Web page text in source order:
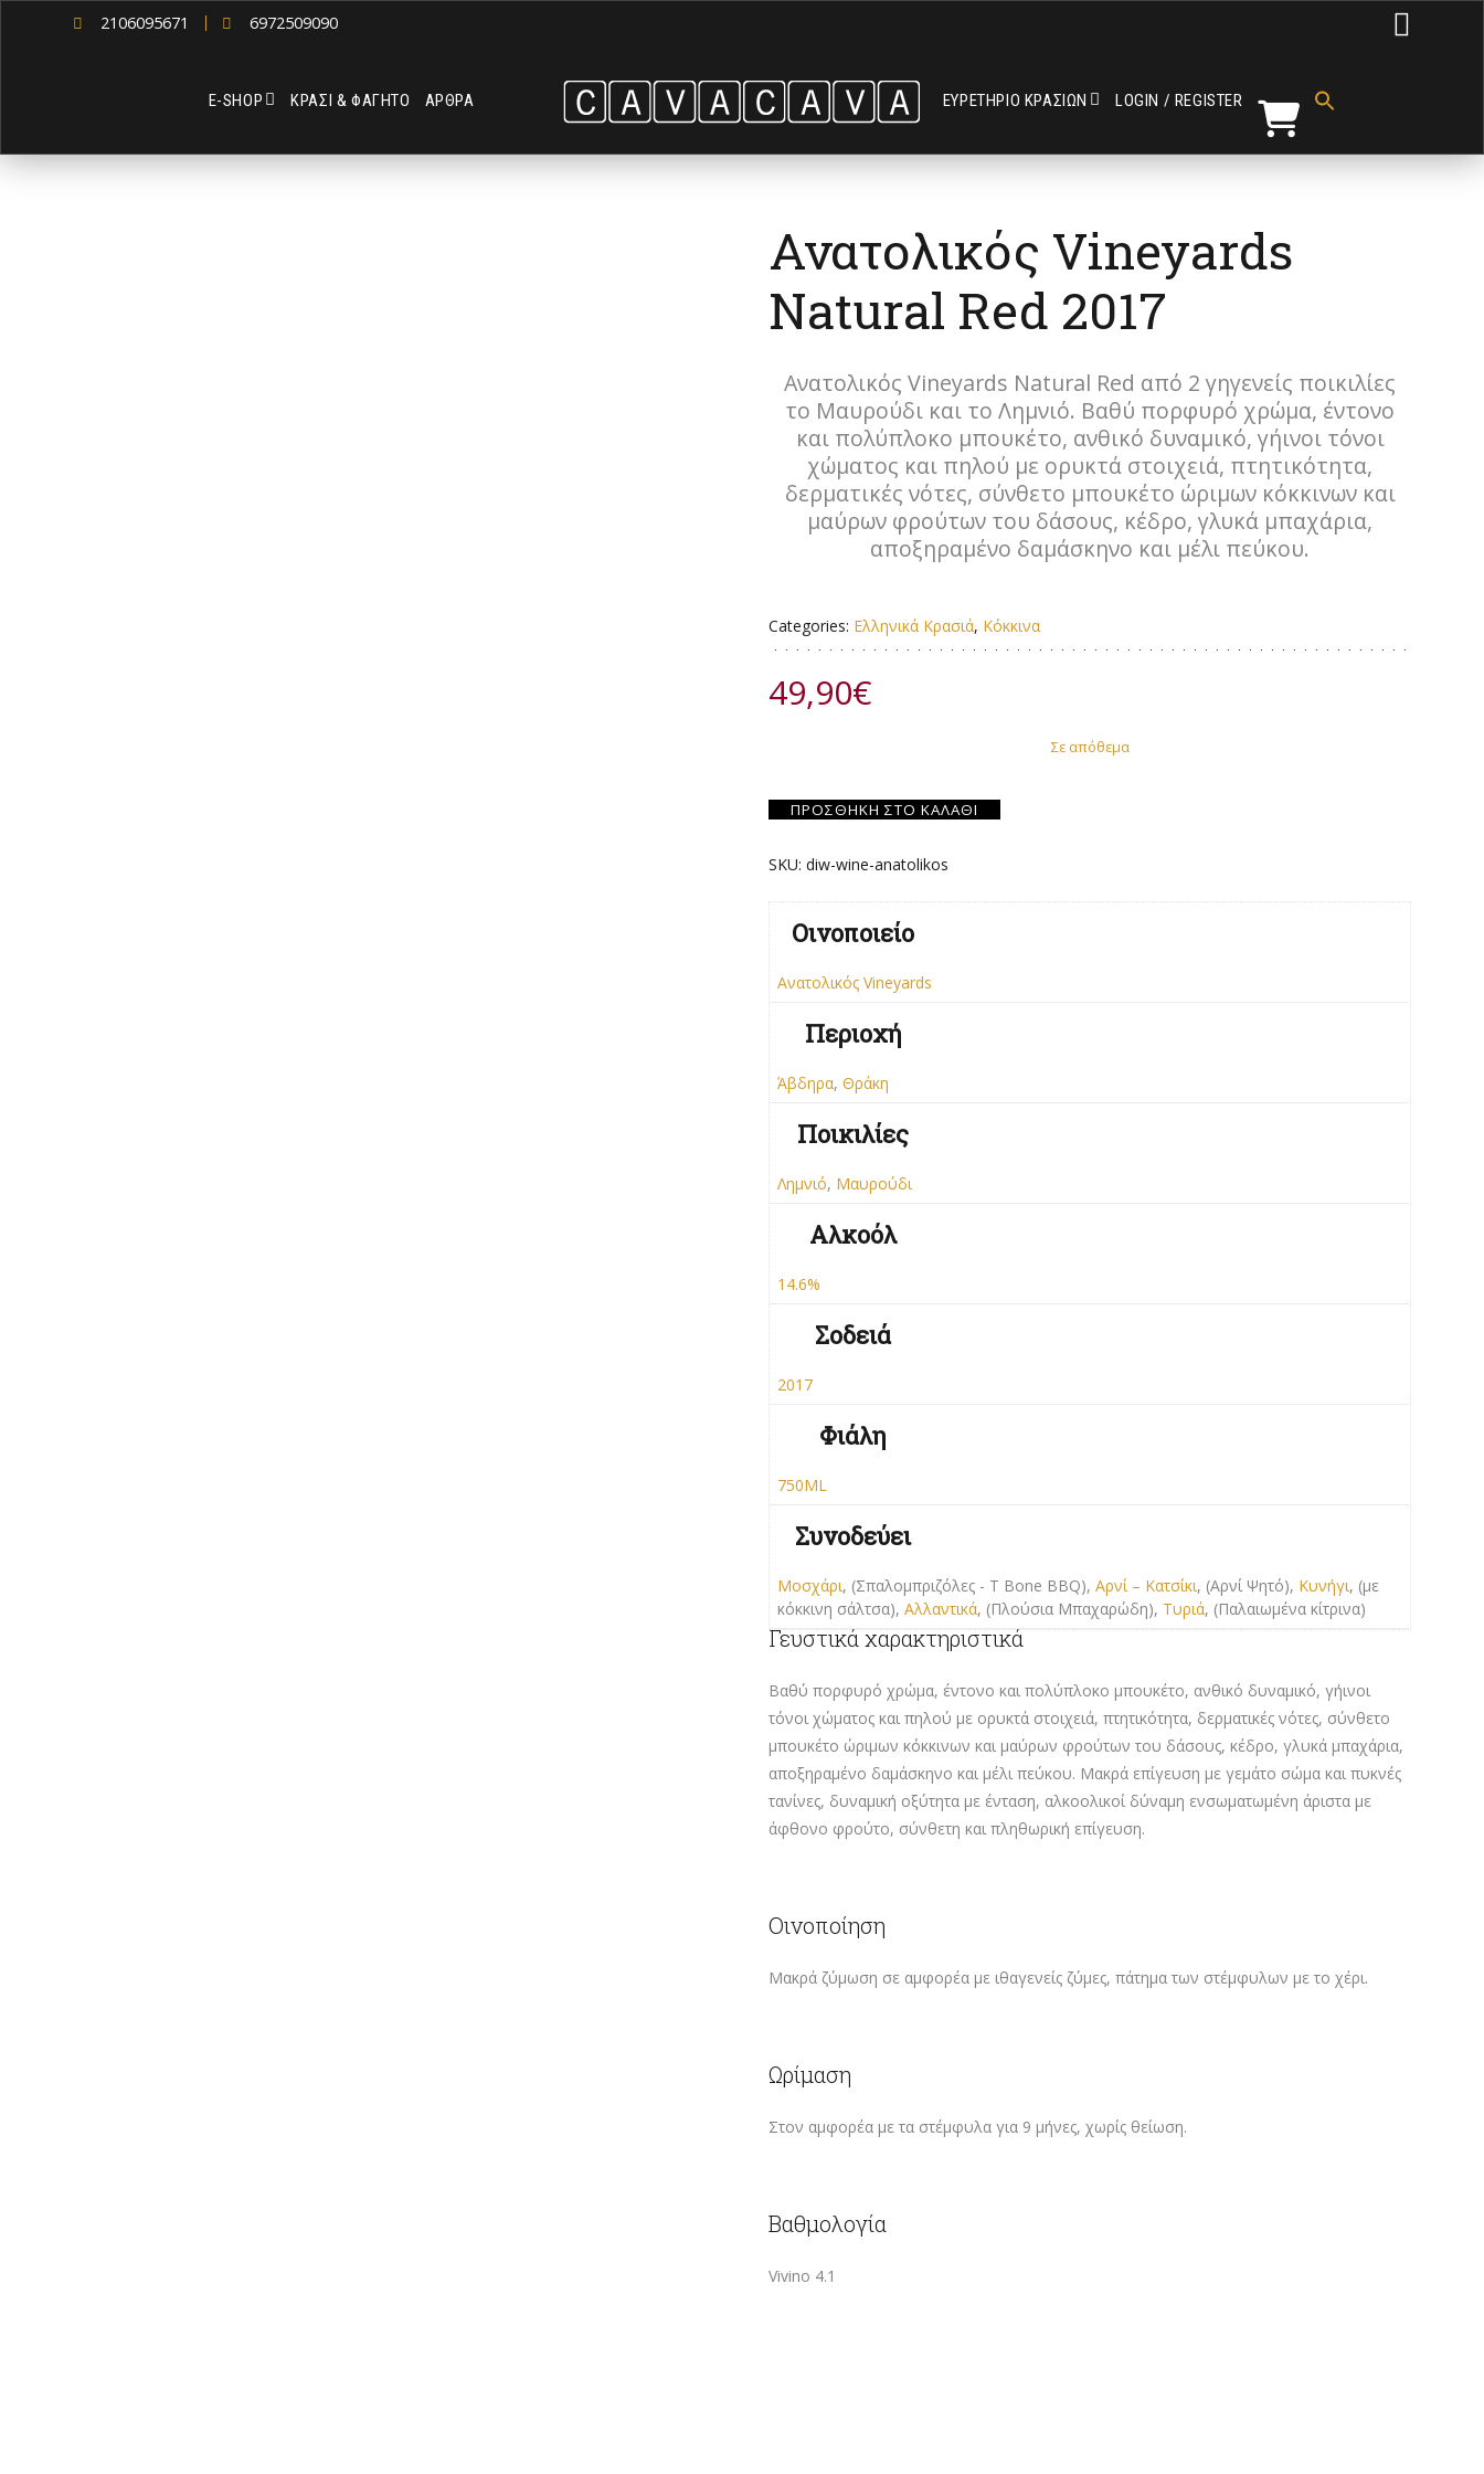
2106095671 6972509090 
Ε-SHOP ΚΡΑΣΙ & ΦΑΓΗΤΟ ΑΡΘΡΑ ΕΥΡΕΤΗΡΙΟ ΚΡΑΣΙΩΝ LOGIN / REGISTER
Ανατολικός Vineyards
Natural Red 2017
Ανατολικός Vineyards Natural Red από 2 γηγενείς ποικιλίες
το Μαυρούδι και το Λημνιό. Βαθύ πορφυρό χρώμα, έντονο
και πολύπλοκο μπουκέτο, ανθικό δυναμικό, γήινοι τόνοι
χώματος και πηλού με ορυκτά στοιχειά, πτητικότητα,
δερματικές νότες, σύνθετο μπουκέτο ώριμων κόκκινων και
μαύρων φρούτων του δάσους, κέδρο, γλυκά μπαχάρια,
αποξηραμένο δαμάσκηνο και μέλι πεύκου.
Categories: Ελληνικά Κρασιά, Κόκκινα
49,90€
Σε απόθεμα
ΠΡΟΣΘΉΚΗ ΣΤΟ ΚΑΛΆΘΙ
SKU:diw-wine-anatolikos
Οινοποιείο
Ανατολικός Vineyards
Περιοχή
Άβδηρα,Θράκη
Ποικιλίες
Λημνιό, Μαυρούδι
Αλκοόλ
14.6%
Σοδειά
2017
Φιάλη
750ML
Συνοδεύει
Μοσχάρι, (Σπαλομπριζόλες - T Bone BBQ),Αρνί – Κατσίκι, (Αρνί Ψητό), Κυνήγι, (με
κόκκινη σάλτσα),Αλλαντικά, (Πλούσια Μπαχαρώδη), Τυριά, (Παλαιωμένα κίτρινα)
Γευστικά χαρακτηριστικά
Βαθύ πορφυρό χρώμα, έντονο και πολύπλοκο μπουκέτο, ανθικό δυναμικό, γήινοι
τόνοι χώματος και πηλού με ορυκτά στοιχειά, πτητικότητα, δερματικές νότες, σύνθετο
μπουκέτο ώριμων κόκκινων και μαύρων φρούτων του δάσους, κέδρο, γλυκά μπαχάρια,
αποξηραμένο δαμάσκηνο και μέλι πεύκου. Μακρά επίγευση με γεμάτο σώμα και πυκνές
τανίνες, δυναμική οξύτητα με ένταση, αλκοολικοί δύναμη ενσωματωμένη άριστα με
άφθονο φρούτο, σύνθετη και πληθωρική επίγευση.
Οινοποίηση
Μακρά ζύμωση σε αμφορέα με ιθαγενείς ζύμες, πάτημα των στέμφυλων με το χέρι.
Ωρίμαση
Στον αμφορέα με τα στέμφυλα για 9 μήνες, χωρίς θείωση.
Βαθμολογία
Vivino 4.1